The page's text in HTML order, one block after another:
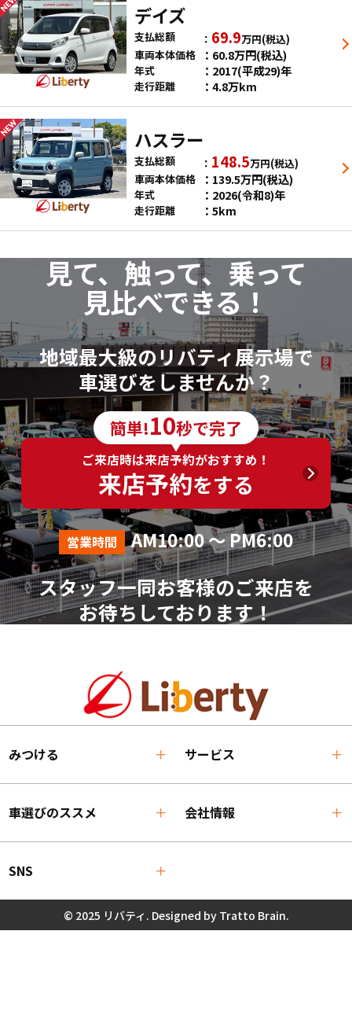
デイズ
支払総額 69.9万円(税込)
車両本体価格
60.8万円(税込)
年式 2017(平成29)年
走行距離 4.8万km
ハスラー
支払総額 148.5万円(税込)
車両本体価格
139.5万円(税込)
年式 2026(令和8)年
走行距離 5km
見て、触って、乗って
見比べできる！
地域最大級のリバティ展示場で
車選びをしませんか？
簡単!10秒で完了
ご来店時は来店予約がおすすめ！
来店予約をする
営業時間 AM10:00 ～ PM6:00
スタッフ一同お客様のご来店を
お待ちしております！
みつける サービス
車選びのススメ 会社情報
SNS
© 2025 リバティ. Designed by Tratto Brain.